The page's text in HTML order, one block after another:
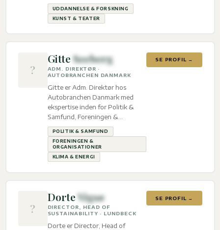
UDDANNELSE & FORSKNING
KUNST & TEATER
?
GitteSeeberg
ADM. DIREKTØR ·
AUTOBRANCHEN DANMARK
Gitte er Adm. Direktør hos
Autobranchen Danmark med
ekspertise inden for Politik &
Samfund, Foreningen &
organisationer og Klima & energi.
POLITIK & SAMFUND
FORENINGEN &
ORGANISATIONER
KLIMA & ENERGI
SE PROFIL →
?
DorteVigsø
DIRECTOR, HEAD OF
SUSTAINABILITY · LUNDBECK
Dorte er Director, Head of
SE PROFIL →